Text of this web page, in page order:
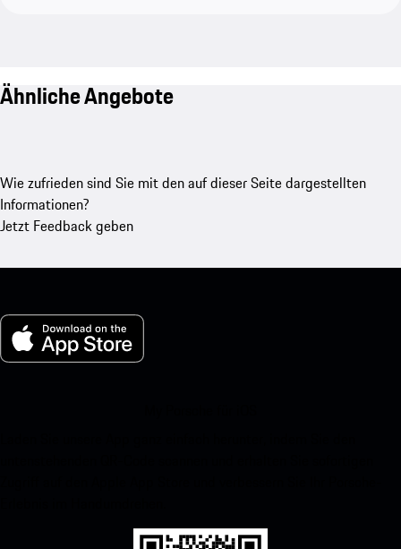
Ähnliche Angebote
Wie zufrieden sind Sie mit den auf dieser Seite dargestellten
Informationen?
Jetzt Feedback geben